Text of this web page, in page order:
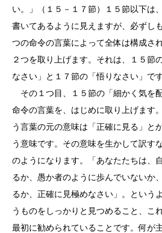
い。」（１５－１７節）１５節以下は
書いてあるように見えますが、必ずし
つの命令の言葉によって全体は構成さ
２つを取り上げます。それは、１５節
なさい」と１７節の「悟りなさい」です
その１つ目、１５節の「細かく気を
命令の言葉を、はじめに取り上げます
う言葉の元の意味は「正確に見る」と
う意味です。その意味を生かして訳す
のようになります。「あなたたちは、
るか、愚か者のように歩んでいないか
るか、正確に見極めなさい」。という
うものをしっかりと見つめること、こ
最初に勧められていることです。何が